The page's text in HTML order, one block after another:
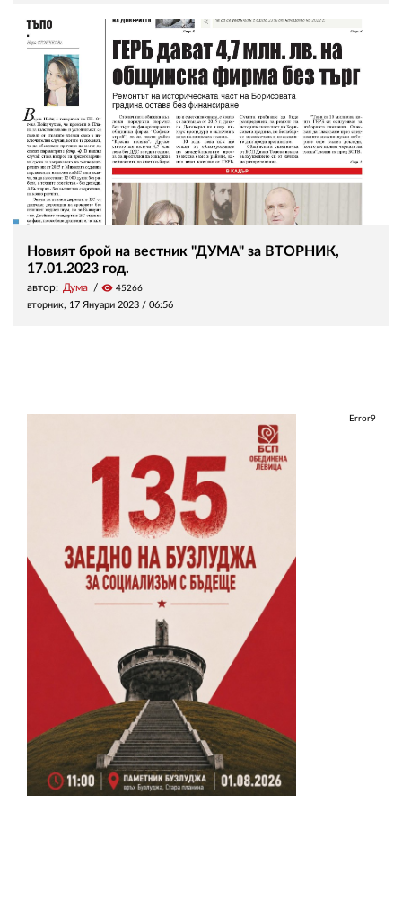
Новият брой на вестник "ДУМА" за ВТОРНИК,
17.01.2023 год.
автор: Дума visibility 45266
вторник, 17 Януари 2023 / 06:56
Error9